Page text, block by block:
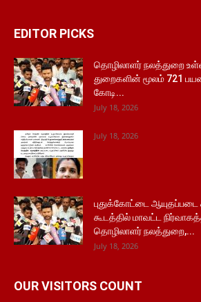
EDITOR PICKS
தொழிலாளர் நலத்துறை
துறைகளின் மூலம் 721
கோடி...
July 18, 2026
July 18, 2026
புதுக்கோட்டை ஆயுதப்படை
கூடத்தில் மாவட்ட
தொழிலாளர் நலத்துறை,...
July 18, 2026
OUR VISITORS COUNT